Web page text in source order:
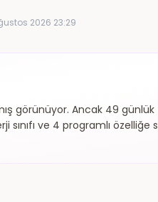
2026 23:29
görünüyor. Ancak 49
ve 4 programlı